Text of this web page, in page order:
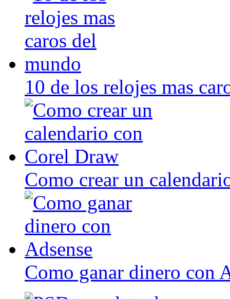
10 de los relojes mas
Como crear un
Como ganar dinero con